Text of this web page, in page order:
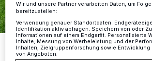
Vorne: Andreas Konrad, Ilona Bungert-Dellit, Ria
Hengst-Gohlke, Dr. Ulrike Möllney, Cathrin
Wolfgang Robrahn und Jutta Altenburg.
Wir und unsere Partner verarbeiten Daten, um
bereitzustellen:
Verwendung genauer Standortdaten.
Identifikation aktiv abfragen. Speichern von oder
Informationen auf einem Endgerät. Personalisierte
Inhalte, Messung von Werbeleistung und der
Inhalten, Zielgruppenforschung sowie Entwicklung
von Angeboten.